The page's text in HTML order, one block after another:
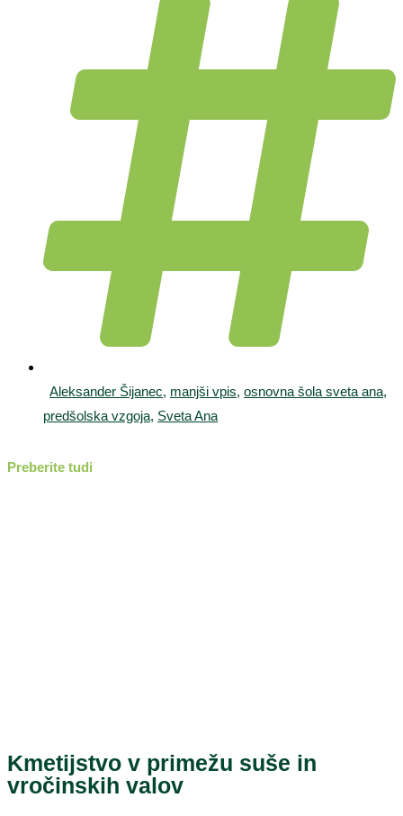
Aleksander Šijanec, manjši vpis, osnovna šola sveta ana,
predšolska vzgoja, Sveta Ana
Preberite tudi
Kmetijstvo v primežu suše in
vročinskih valov